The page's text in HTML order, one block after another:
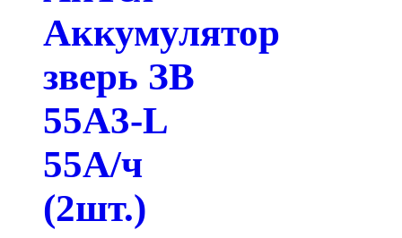
Аккумулятор
зверь ЗВ
55A3-L
55А/ч
(2шт.)